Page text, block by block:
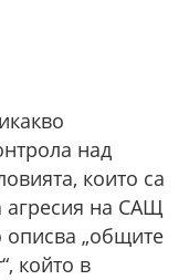
над
които са
агресия на САЩ
описва „общите
който в